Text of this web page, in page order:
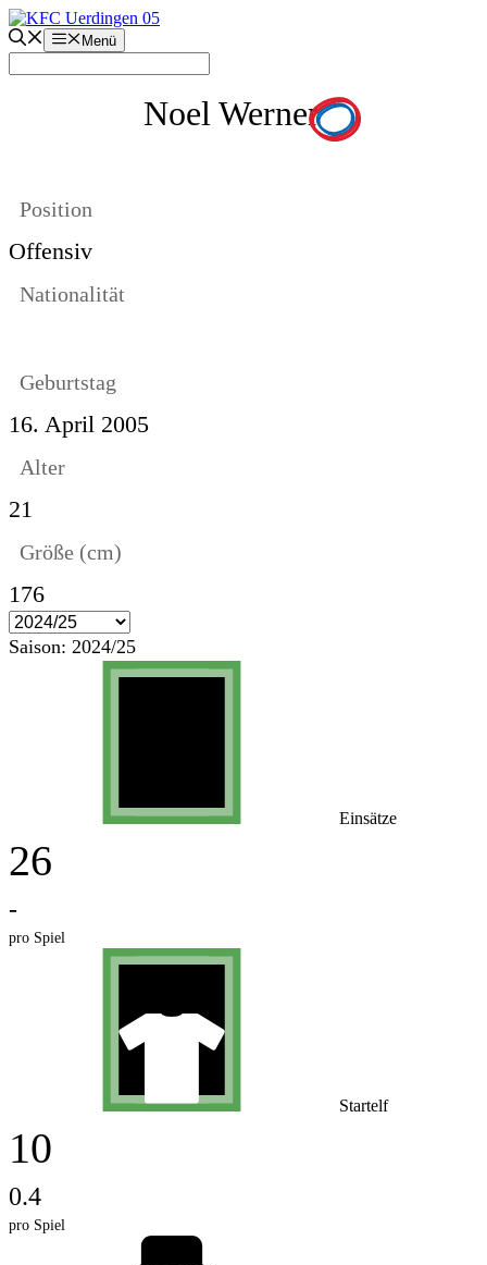
Zum
Inhalt
springen
Menü
Noel Werner
Position
Offensiv
Nationalität
Geburtstag
16. April 2005
Alter
21
Größe (cm)
176
Saison: 2024/25
Einsätze
26
-
pro Spiel
Startelf
10
0.4
pro Spiel